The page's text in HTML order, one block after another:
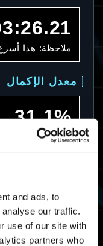
and ads, to
our traffic.
use of our site with
partners who
ملاحظة: هذا
معدل الإكمال
31.1%
ملاحظة: هذا معدل الإكمال على جميع المنصات.
ملاحظة: هذا
المنصات.